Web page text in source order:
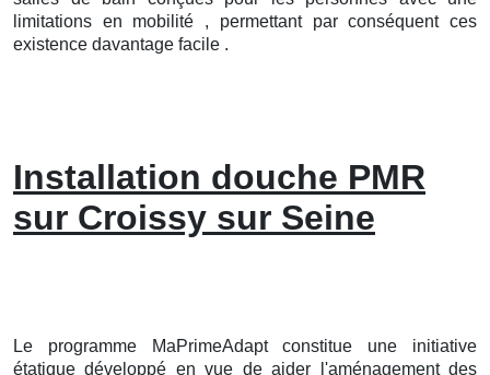
limitations en mobilité , permettant par conséquent ces
existence davantage facile .
Installation douche PMR
sur Croissy sur Seine
Le programme MaPrimeAdapt constitue une initiative
étatique développé en vue de aider l'aménagement des